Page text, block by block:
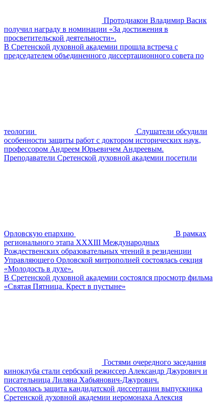
Протодиакон Владимир Васик
получил награду в номинации «За достижения в
просветительской деятельности».
В Сретенской духовной академии прошла встреча с
председателем объединенного диссертационного совета по
теологии
Слушатели обсудили
особенности защиты работ с доктором исторических наук,
профессором Андреем Юрьевичем Андреевым.
Преподаватели Сретенской духовной академии посетили
Орловскую епархию
В рамках
регионального этапа XXXIII Международных
Рождественских образовательных чтений в резиденции
Управляющего Орловской митрополией состоялась секция
«Молодость в духе».
В Сретенской духовной академии состоялся просмотр фильма
«Святая Пятница. Крест в пустыне»
Гостями очередного заседания
киноклуба стали сербский режиссер Александр Джурович и
писательница Лиляна Хабьянович-Джурович.
Состоялась защита кандидатской диссертации выпускника
Сретенской духовной академии иеромонаха Алексия